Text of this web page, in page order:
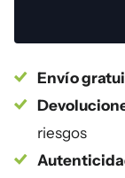
Envío
riesgos